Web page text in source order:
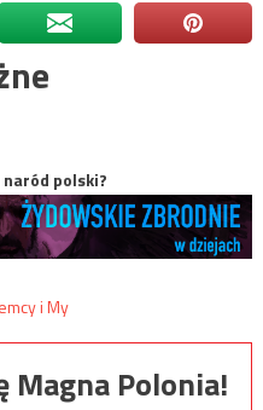
polski?
Magna Polonia!